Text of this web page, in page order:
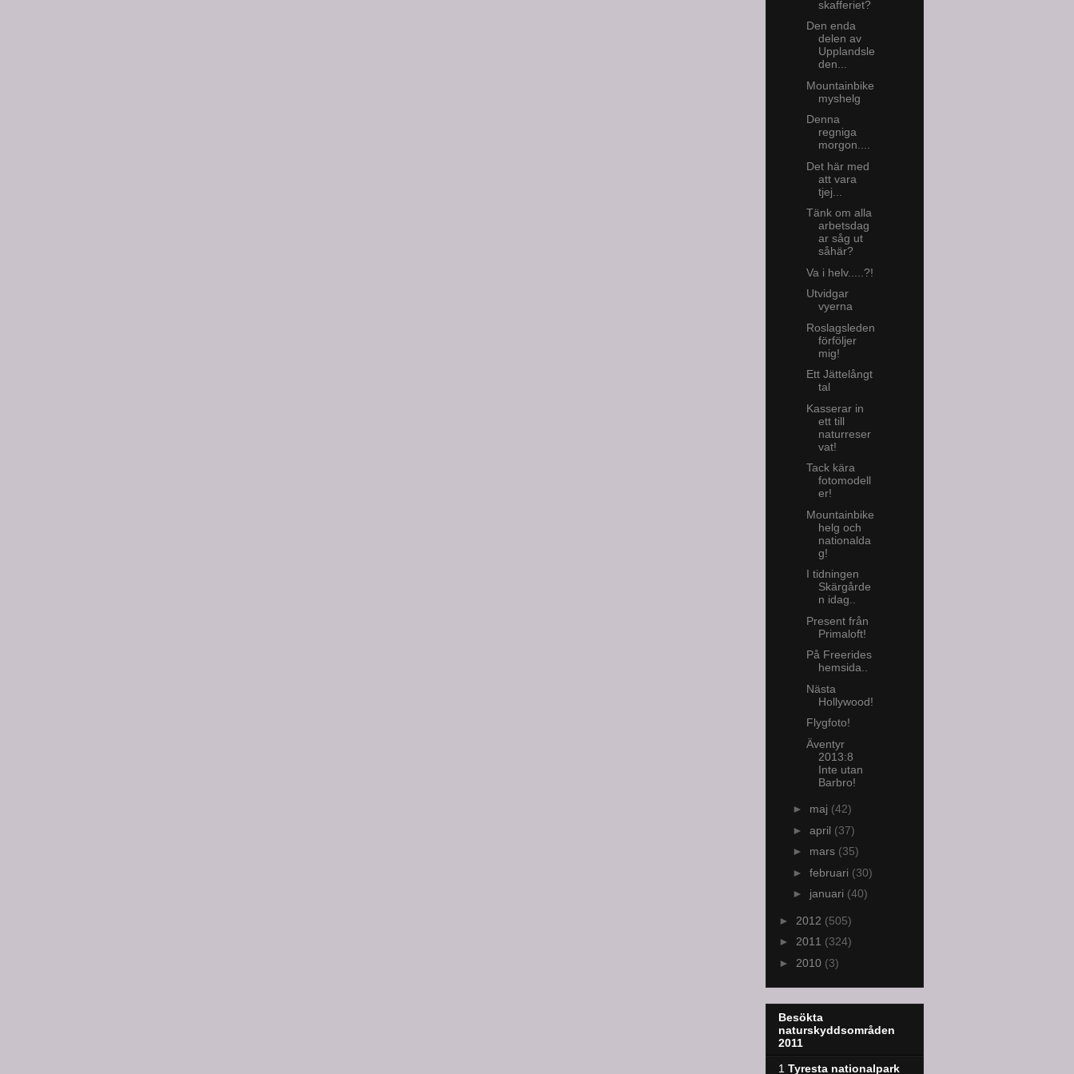
skafferiet?
Den enda
delen av
Upplandsle
den...
Mountainbike
myshelg
Denna
regniga
morgon....
Det här med
att vara
tjej...
Tänk om alla
arbetsdag
ar såg ut
såhär?
Va i helv.....?!
Utvidgar
vyerna
Roslagsleden
förföljer
mig!
Ett Jättelångt
tal
Kasserar in
ett till
naturreser
vat!
Tack kära
fotomodell
er!
Mountainbike
helg och
nationalda
g!
I tidningen
Skärgårde
n idag..
Present från
Primaloft!
På Freerides
hemsida..
Nästa
Hollywood!
Flygfoto!
Äventyr
2013:8
Inte utan
Barbro!
► maj (42)
► april (37)
► mars (35)
► februari (30)
► januari (40)
► 2012 (505)
► 2011 (324)
► 2010 (3)
Besökta
naturskyddsområden
2011
1 Tyresta nationalpark